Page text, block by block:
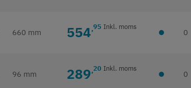
660 mm 554,95 Inkl. moms
0
96 mm 289,20 Inkl. moms
0